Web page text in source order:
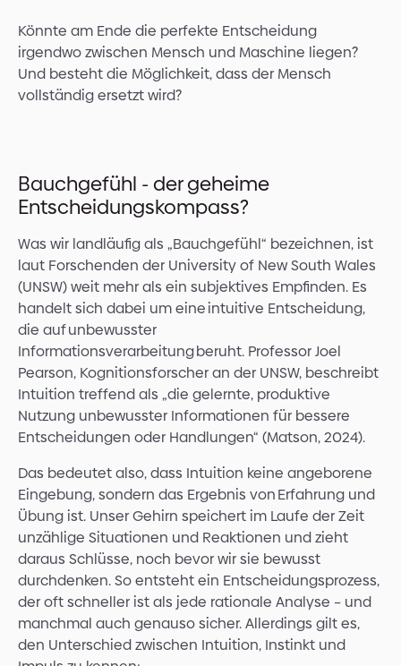
Könnte am Ende die perfekte Entscheidung
irgendwo zwischen Mensch und Maschine liegen?
Und besteht die Möglichkeit, dass der Mensch
vollständig ersetzt wird?
Bauchgefühl - der geheime
Entscheidungskompass?
Was wir landläufig als „Bauchgefühl“ bezeichnen, ist
laut Forschenden der University of New South Wales
(UNSW) weit mehr als ein subjektives Empfinden. Es
handelt sich dabei um eine intuitive Entscheidung,
die auf unbewusster
Informationsverarbeitung beruht. Professor Joel
Pearson, Kognitionsforscher an der UNSW, beschreibt
Intuition treffend als „die gelernte, produktive
Nutzung unbewusster Informationen für bessere
Entscheidungen oder Handlungen“ (Matson, 2024).
Das bedeutet also, dass Intuition keine angeborene
Eingebung, sondern das Ergebnis von Erfahrung und
Übung ist. Unser Gehirn speichert im Laufe der Zeit
unzählige Situationen und Reaktionen und zieht
daraus Schlüsse, noch bevor wir sie bewusst
durchdenken. So entsteht ein Entscheidungsprozess,
der oft schneller ist als jede rationale Analyse – und
manchmal auch genauso sicher. Allerdings gilt es,
den Unterschied zwischen Intuition, Instinkt und